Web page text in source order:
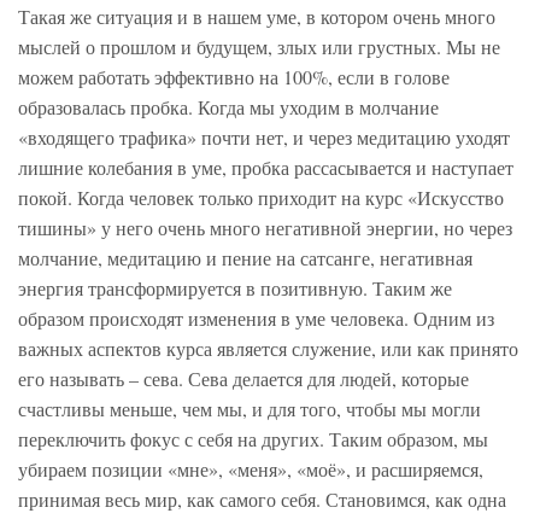
Такая же ситуация и в нашем уме, в котором очень много
мыслей о прошлом и будущем, злых или грустных. Мы не
можем работать эффективно на 100%, если в голове
образовалась пробка. Когда мы уходим в молчание
«входящего трафика» почти нет, и через медитацию уходят
лишние колебания в уме, пробка рассасывается и наступает
покой. Когда человек только приходит на курс «Искусство
тишины» у него очень много негативной энергии, но через
молчание, медитацию и пение на сатсанге, негативная
энергия трансформируется в позитивную. Таким же
образом происходят изменения в уме человека. Одним из
важных аспектов курса является служение, или как принято
его называть – сева. Сева делается для людей, которые
счастливы меньше, чем мы, и для того, чтобы мы могли
переключить фокус с себя на других. Таким образом, мы
убираем позиции «мне», «меня», «моё», и расширяемся,
принимая весь мир, как самого себя. Становимся, как одна